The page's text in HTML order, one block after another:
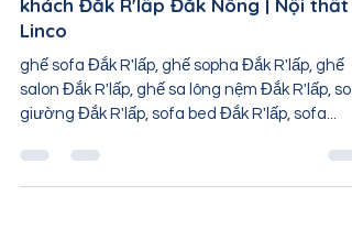
Ghế sofa Đắk R'lấp | Sofa phòng
khách Đắk R'lấp Đắk Nông | Nội thất
Linco
ghế sofa Đắk R'lấp, ghế sopha Đắk R'lấp, ghế
salon Đắk R'lấp, ghế sa lông nệm Đắk R'lấp,
giường Đắk R'lấp, sofa bed Đắk R'lấp, sofa...